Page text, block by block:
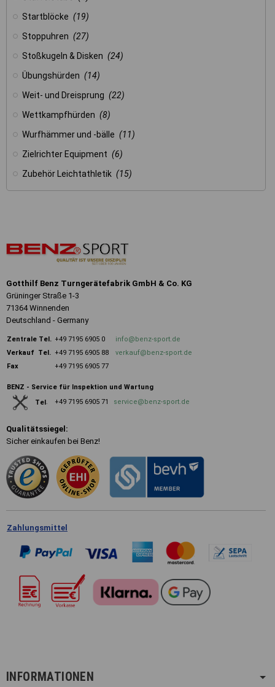
Startblöcke (19)
Stoppuhren (27)
Stoßkugeln & Disken (24)
Übungshürden (14)
Weit- und Dreisprung (22)
Wettkampfhürden (8)
Wurfhämmer und -bälle (11)
Zielrichter Equipment (6)
Zubehör Leichtathletik (15)
Gotthilf Benz Turngerätefabrik GmbH & Co. KG
Grüninger Straße 1-3
71364 Winnenden
Deutschland - Germany
Zentrale Tel. +49 7195 6905 0
info@benz-sport.de
Verkauf Tel. +49 7195 6905 88
verkauf@benz-sport.de
Fax
+49 7195 6905 77
BENZ - Service für Inspektion und Wartung
Tel. +49 7195 6905 71 service@benz-sport.de
Qualitätssiegel:
Sicher einkaufen bei Benz!
Zahlungsmittel
INFORMATIONEN